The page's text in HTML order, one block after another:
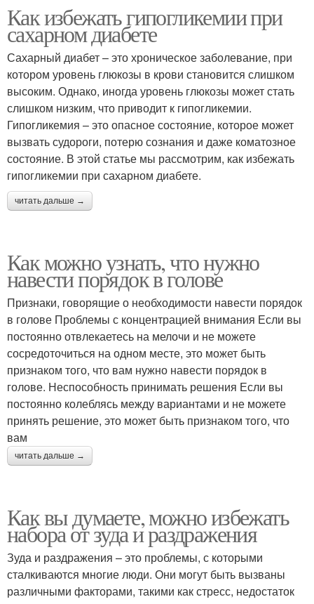
Как избежать гипогликемии при
сахарном диабете
Сахарный диабет – это хроническое заболевание, при
котором уровень глюкозы в крови становится слишком
высоким. Однако, иногда уровень глюкозы может стать
слишком низким, что приводит к гипогликемии.
Гипогликемия – это опасное состояние, которое может
вызвать судороги, потерю сознания и даже коматозное
состояние. В этой статье мы рассмотрим, как избежать
гипогликемии при сахарном диабете.
читать дальше →
Как можно узнать, что нужно
навести порядок в голове
Признаки, говорящие о необходимости навести порядок
в голове Проблемы с концентрацией внимания Если вы
постоянно отвлекаетесь на мелочи и не можете
сосредоточиться на одном месте, это может быть
признаком того, что вам нужно навести порядок в
голове. Неспособность принимать решения Если вы
постоянно колеблясь между вариантами и не можете
принять решение, это может быть признаком того, что
вам
читать дальше →
Как вы думаете, можно избежать
набора от зуда и раздражения
Зуда и раздражения – это проблемы, с которыми
сталкиваются многие люди. Они могут быть вызваны
различными факторами, такими как стресс, недостаток